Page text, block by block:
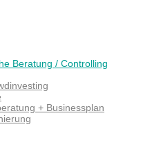
Beratung / Controlling
+ Businessplan